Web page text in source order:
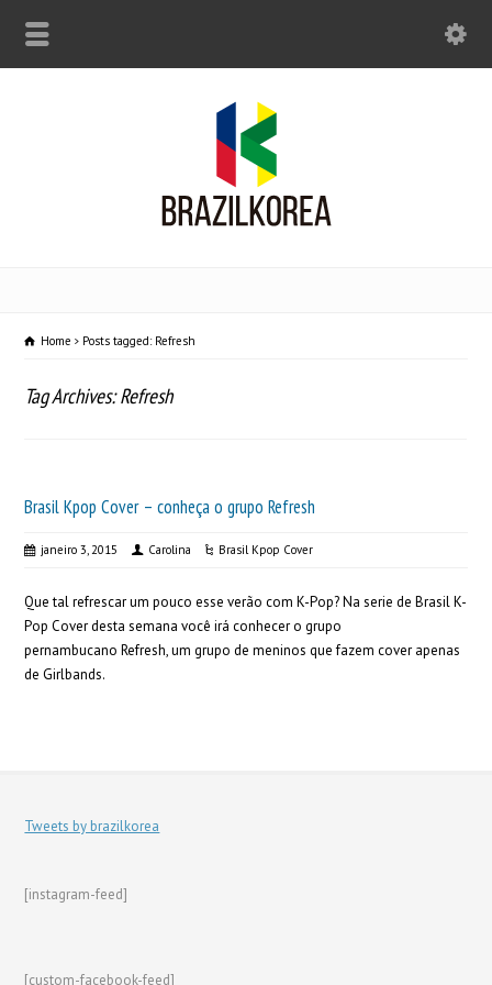
Home Posts tagged: Refresh
Tag Archives: Refresh
Brasil Kpop Cover – conheça o grupo Refresh
janeiro 3, 2015 Carolina Brasil Kpop Cover
Que tal refrescar um pouco esse verão com K-Pop? Na serie de Brasil K-
Pop Cover desta semana você irá conhecer o grupo
pernambucano Refresh, um grupo de meninos que fazem cover apenas
de Girlbands.
Tweets by brazilkorea
[instagram-feed]
[custom-facebook-feed]